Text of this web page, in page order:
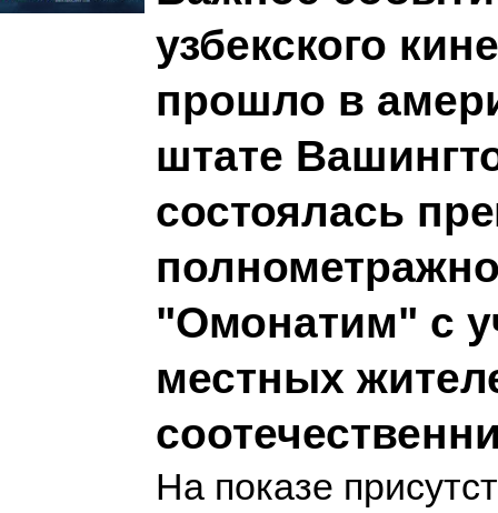
узбекского
прошло в
штате
состоялась
"Омонатим" с
местных
На показе